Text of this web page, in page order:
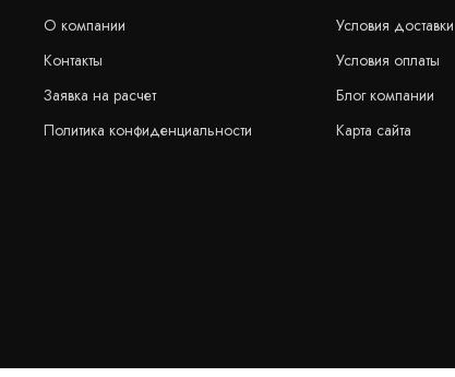
О компании
Контакты
Заявка на расчет
Политика конфиденциальности
Условия доставки
Условия оплаты
Блог компании
Карта сайта